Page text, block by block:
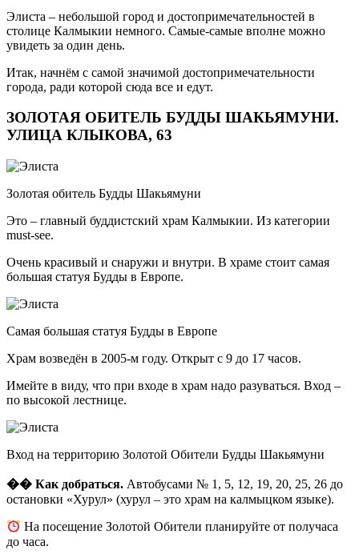
Элиста – небольшой город и достопримечательностей в
столице Калмыкии немного. Самые-самые вполне можно
увидеть за один день.
Итак, начнём с самой значимой достопримечательности
города, ради которой сюда все и едут.
ЗОЛОТАЯ ОБИТЕЛЬ БУДДЫ ШАКЬЯМУНИ.
УЛИЦА КЛЫКОВА, 63
Золотая обитель Будды Шакьямуни
Это – главный буддистский храм Калмыкии. Из категории
must-see.
Очень красивый и снаружи и внутри. В храме стоит самая
большая статуя Будды в Европе.
Самая большая статуя Будды в Европе
Храм возведён в 2005-м году. Открыт с 9 до 17 часов.
Имейте в виду, что при входе в храм надо разуваться. Вход –
по высокой лестнице.
Вход на территорию Золотой Обители Будды Шакьямуни
�� Как добраться. Автобусами № 1, 5, 12, 19, 20, 25, 26 до
остановки «Хурул» (хурул – это храм на калмыцком языке).
На посещение Золотой Обители планируйте от получаса
до часа.